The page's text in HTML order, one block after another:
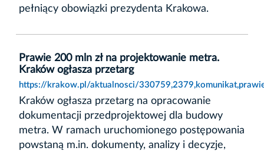
pełniący obowiązki prezydenta Krakowa.
Prawie 200 mln zł na projektowanie metra.
Kraków ogłasza przetarg
https://krakow.pl/aktualnosci/
Kraków ogłasza przetarg na opracowanie
dokumentacji przedprojektowej dla budowy
metra. W ramach uruchomionego postępowania
powstaną m.in. dokumenty, analizy i decyzje,